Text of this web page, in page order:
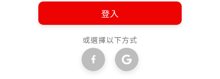
登入
或選擇以下方式